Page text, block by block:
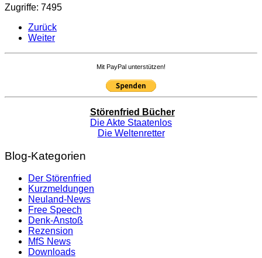
Zugriffe: 7495
Zurück
Weiter
Mit PayPal unterstützen!
Störenfried Bücher
Die Akte Staatenlos
Die Weltenretter
Blog-Kategorien
Der Störenfried
Kurzmeldungen
Neuland-News
Free Speech
Denk-Anstoß
Rezension
MfS News
Downloads